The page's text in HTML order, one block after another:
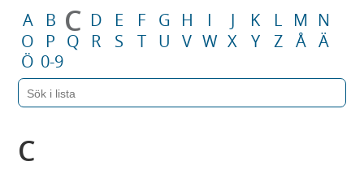
A B C D E F G H I J K L M N
O
P Q R S T U V W X Y Z Å Ä
Ö 0-9
C